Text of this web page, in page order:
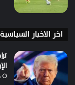
اخر الاخبار السياسية